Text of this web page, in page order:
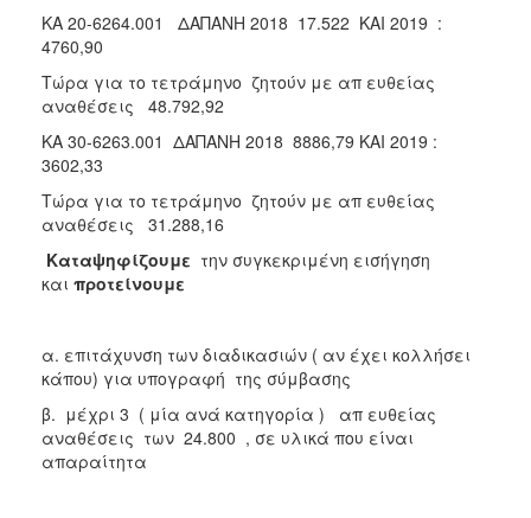
ΚΑ 20-6264.001 ΔΑΠΑΝΗ 2018 17.522 ΚΑΙ 2019 :
4760,90
Τώρα για το τετράμηνο ζητούν με απ ευθείας
αναθέσεις 48.792,92
ΚΑ 30-6263.001 ΔΑΠΑΝΗ 2018 8886,79 ΚΑΙ 2019 :
3602,33
Τώρα για το τετράμηνο ζητούν με απ ευθείας
αναθέσεις 31.288,16
Καταψηφίζουμε την συγκεκριμένη εισήγηση
και προτείνουμε
α. επιτάχυνση των διαδικασιών ( αν έχει κολλήσει
κάπου) για υπογραφή της σύμβασης
β. μέχρι 3 ( μία ανά κατηγορία ) απ ευθείας
αναθέσεις των 24.800 , σε υλικά που είναι
απαραίτητα